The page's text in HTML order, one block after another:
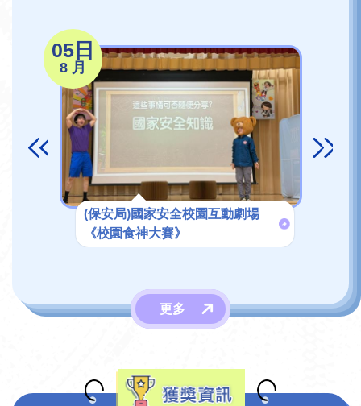
05日
8 月
(保安局)國家安全校園互動劇場
《校園食神大賽》
更多